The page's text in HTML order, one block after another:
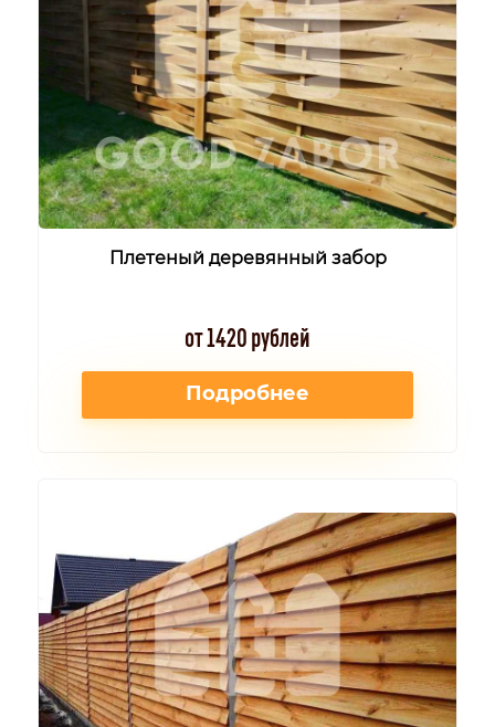
Плетеный деревянный забор
от 1420 рублей
Подробнее